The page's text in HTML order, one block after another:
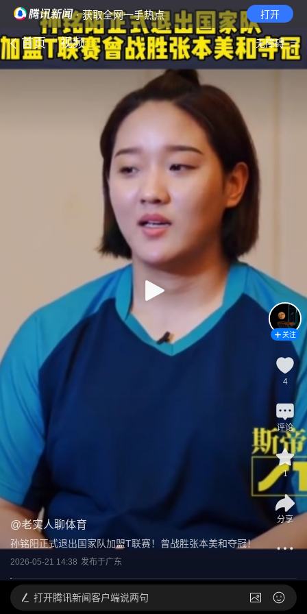
· 获取全网一手热点 打开
首页 视频 无障碍
@老实人聊体育
孙铭阳正式退出国家队加盟T联赛！曾战胜张本美和夺冠！
2026-05-21 14:38 发布于广东
关注
4
评论
1
分享
打开腾讯新闻客户端说两句